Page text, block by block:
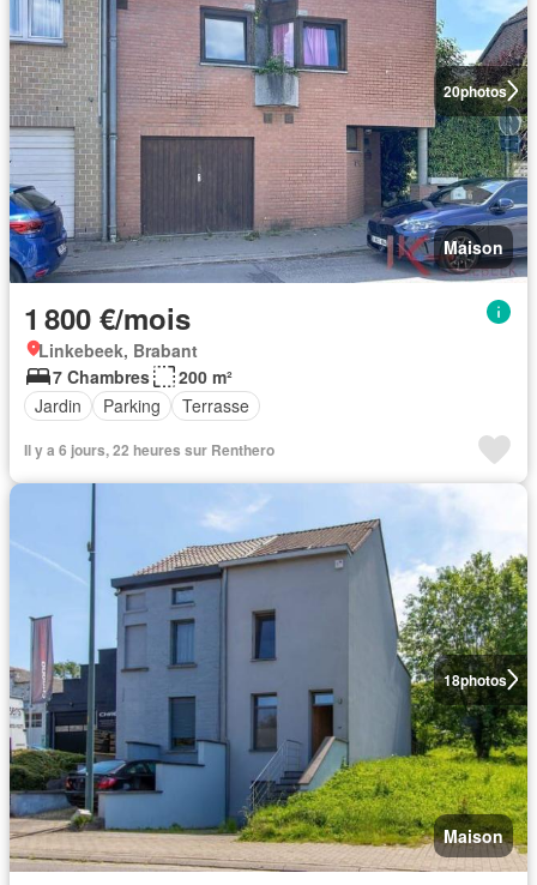
20photos
Maison
1 800 €/mois
Linkebeek, Brabant
7 Chambres
200 m²
Jardin
Parking Terrasse
Il y a 6 jours, 22 heures sur Renthero
18photos
Maison